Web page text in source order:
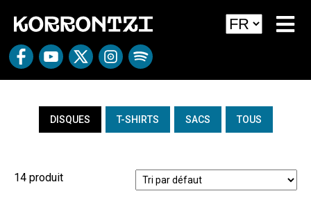
DISQUES T-SHIRTS SACS TOUS
14 produit